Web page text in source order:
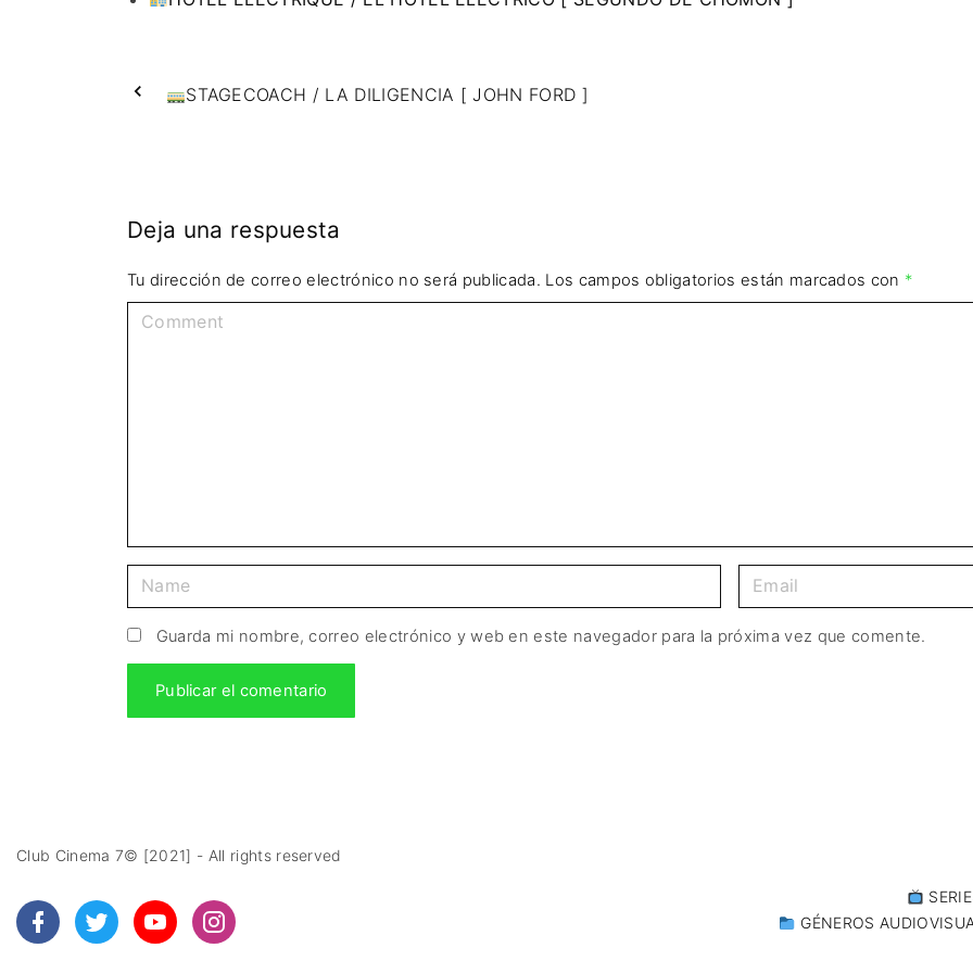
STAGECOACH / LA DILIGENCIA [ JOHN FORD ]
Deja una respuesta
Tu dirección de correo electrónico no será publicada. Los campos obligatorios están marcados con *
Guarda mi nombre, correo electrónico y web en este navegador para la próxima vez que comente.
Club Cinema 7© [2021] - All rights reserved
GÉNEROS